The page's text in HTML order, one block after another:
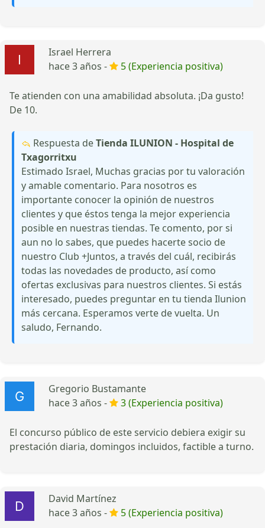
Israel Herrera
hace 3 años -
5 (Experiencia positiva)
Te atienden con una amabilidad absoluta. ¡Da gusto!
De 10.
Respuesta deTienda ILUNION - Hospital de
Txagorritxu
Estimado Israel, Muchas gracias por tu valoración
y amable comentario. Para nosotros es
importante conocer la opinión de nuestros
clientes y que éstos tenga la mejor experiencia
posible en nuestras tiendas. Te comento, por si
aun no lo sabes, que puedes hacerte socio de
nuestro Club +Juntos, a través del cuál, recibirás
todas las novedades de producto, así como
ofertas exclusivas para nuestros clientes. Si estás
interesado, puedes preguntar en tu tienda Ilunion
más cercana. Esperamos verte de vuelta. Un
saludo, Fernando.
Gregorio Bustamante
hace 3 años -
3 (Experiencia positiva)
El concurso público de este servicio debiera exigir su
prestación diaria, domingos incluidos, factible a turno.
David Martínez
hace 3 años -
5 (Experiencia positiva)